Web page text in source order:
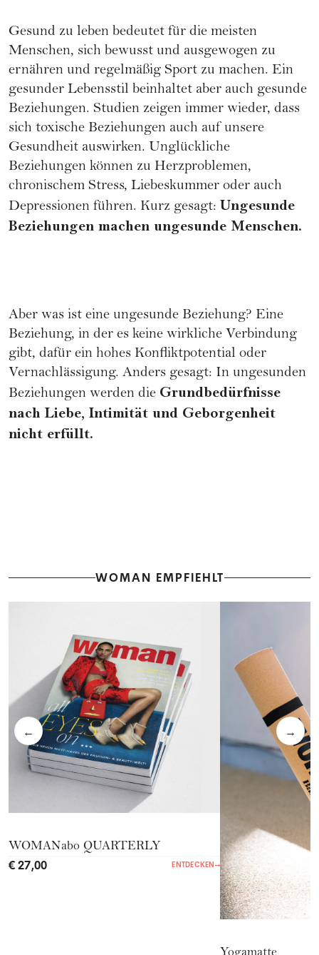
Gesund zu leben bedeutet für die meisten
Menschen, sich bewusst und ausgewogen zu
ernähren und regelmäßig Sport zu machen. Ein
gesunder Lebensstil beinhaltet aber auch gesunde
Beziehungen. Studien zeigen immer wieder, dass
sich toxische Beziehungen auch auf unsere
Gesundheit auswirken. Unglückliche
Beziehungen können zu Herzproblemen,
chronischem Stress, Liebeskummer oder auch
Depressionen führen. Kurz gesagt: Ungesunde
Beziehungen machen ungesunde Menschen.
Aber was ist eine ungesunde Beziehung? Eine
Beziehung, in der es keine wirkliche Verbindung
gibt, dafür ein hohes Konfliktpotential oder
Vernachlässigung. Anders gesagt: In ungesunden
Beziehungen werden die Grundbedürfnisse
nach Liebe, Intimität und Geborgenheit
nicht erfüllt.
WOMAN EMPFIEHLT
← →
WOMANabo QUARTERLY
€ 27,00 ENTDECKEN →